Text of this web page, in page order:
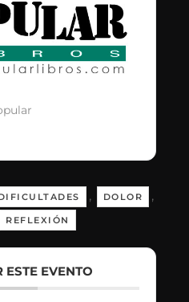
, DOLOR ,
REFLEXIÓN
ESTE EVENTO